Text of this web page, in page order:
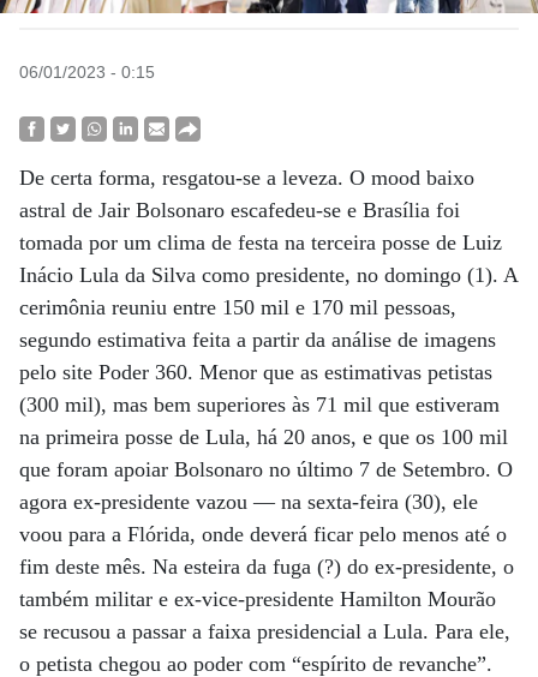
06/01/2023 - 0:15
De certa forma, resgatou-se a leveza. O mood baixo
astral de Jair Bolsonaro escafedeu-se e Brasília foi
tomada por um clima de festa na terceira posse de Luiz
Inácio Lula da Silva como presidente, no domingo (1). A
cerimônia reuniu entre 150 mil e 170 mil pessoas,
segundo estimativa feita a partir da análise de imagens
pelo site Poder 360. Menor que as estimativas petistas
(300 mil), mas bem superiores às 71 mil que estiveram
na primeira posse de Lula, há 20 anos, e que os 100 mil
que foram apoiar Bolsonaro no último 7 de Setembro. O
agora ex-presidente vazou — na sexta-feira (30), ele
voou para a Flórida, onde deverá ficar pelo menos até o
fim deste mês. Na esteira da fuga (?) do ex-presidente, o
também militar e ex-vice-presidente Hamilton Mourão
se recusou a passar a faixa presidencial a Lula. Para ele,
o petista chegou ao poder com “espírito de revanche”.